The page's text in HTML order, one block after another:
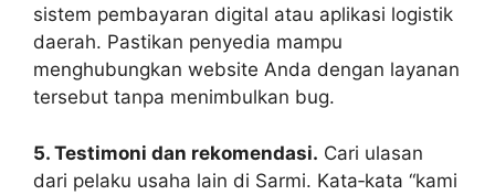
sistem pembayaran digital atau aplikasi logistik
daerah. Pastikan penyedia mampu
menghubungkan website Anda dengan layanan
tersebut tanpa menimbulkan bug.
5. Testimoni dan rekomendasi. Cari ulasan
dari pelaku usaha lain di Sarmi. Kata‑kata “kami